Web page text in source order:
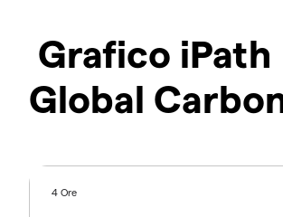
Grafico iPath
Global
4 Ore